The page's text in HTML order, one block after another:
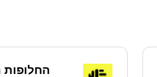
החלופות